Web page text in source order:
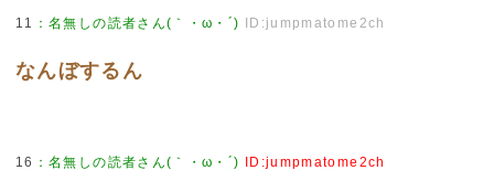
11 ：名無しの読者さん(｀・ω・´) ID:jumpmatome2ch
なんぼするん
16 ：名無しの読者さん(｀・ω・´) ID:jumpmatome2ch